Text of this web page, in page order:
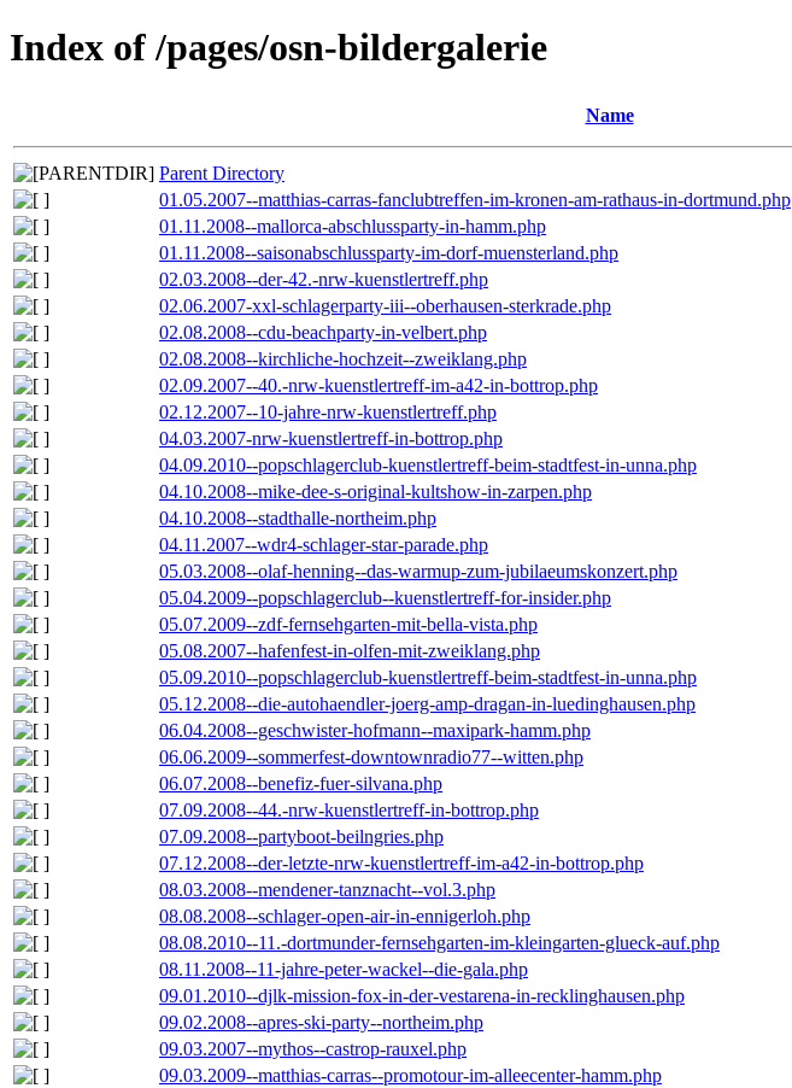
Index of /pages/osn-bildergalerie
Name
Parent Directory
01.05.2007--matthias-carras-fanclubtreffen-im-kronen-am-rathaus-in-dortmund.php
01.11.2008--mallorca-abschlussparty-in-hamm.php
01.11.2008--saisonabschlussparty-im-dorf-muensterland.php
02.03.2008--der-42.-nrw-kuenstlertreff.php
02.06.2007-xxl-schlagerparty-iii--oberhausen-sterkrade.php
02.08.2008--cdu-beachparty-in-velbert.php
02.08.2008--kirchliche-hochzeit--zweiklang.php
02.09.2007--40.-nrw-kuenstlertreff-im-a42-in-bottrop.php
02.12.2007--10-jahre-nrw-kuenstlertreff.php
04.03.2007-nrw-kuenstlertreff-in-bottrop.php
04.09.2010--popschlagerclub-kuenstlertreff-beim-stadtfest-in-unna.php
04.10.2008--mike-dee-s-original-kultshow-in-zarpen.php
04.10.2008--stadthalle-northeim.php
04.11.2007--wdr4-schlager-star-parade.php
05.03.2008--olaf-henning--das-warmup-zum-jubilaeumskonzert.php
05.04.2009--popschlagerclub--kuenstlertreff-for-insider.php
05.07.2009--zdf-fernsehgarten-mit-bella-vista.php
05.08.2007--hafenfest-in-olfen-mit-zweiklang.php
05.09.2010--popschlagerclub-kuenstlertreff-beim-stadtfest-in-unna.php
05.12.2008--die-autohaendler-joerg-amp-dragan-in-luedinghausen.php
06.04.2008--geschwister-hofmann--maxipark-hamm.php
06.06.2009--sommerfest-downtownradio77--witten.php
06.07.2008--benefiz-fuer-silvana.php
07.09.2008--44.-nrw-kuenstlertreff-in-bottrop.php
07.09.2008--partyboot-beilngries.php
07.12.2008--der-letzte-nrw-kuenstlertreff-im-a42-in-bottrop.php
08.03.2008--mendener-tanznacht--vol.3.php
08.08.2008--schlager-open-air-in-ennigerloh.php
08.08.2010--11.-dortmunder-fernsehgarten-im-kleingarten-glueck-auf.php
08.11.2008--11-jahre-peter-wackel--die-gala.php
09.01.2010--djlk-mission-fox-in-der-vestarena-in-recklinghausen.php
09.02.2008--apres-ski-party--northeim.php
09.03.2007--mythos--castrop-rauxel.php
09.03.2009--matthias-carras--promotour-im-alleecenter-hamm.php